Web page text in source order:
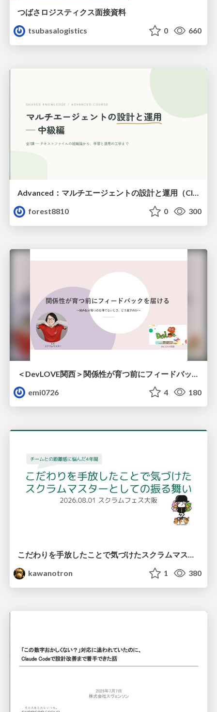
つばさロジスティクス面接資料
tsubasalogistics
0 660
Advanced：マルチエージェントの設計と運用（Claude Code）
forest8810
0 300
emi0726
4 180
こだわりを手放したことで気づけたスクラムマスターとしての振る舞い
kawanotron
1 380